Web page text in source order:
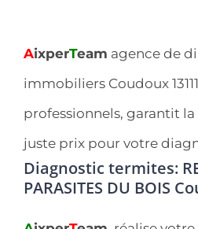
AixperTeam agence de
immobiliers Coudoux
professionnels, garantit
juste prix pour votre
Diagnostic termites:
PARASITES DU BOIS